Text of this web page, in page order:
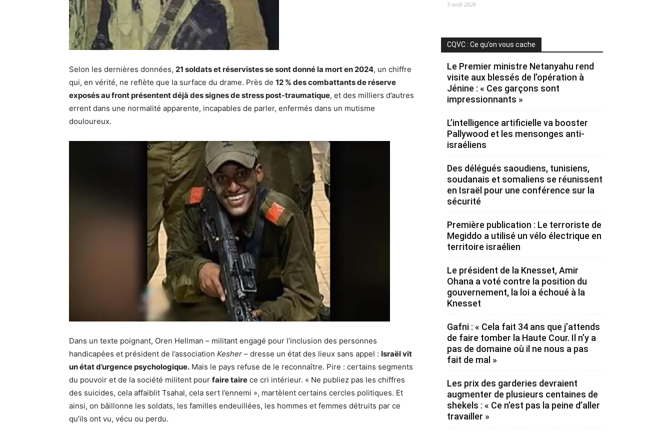
Selon les dernières données, 21 soldats et réservistes se sont donné la mort en 2024, un chiffre
qui, en vérité, ne reflète que la surface du drame. Près de 12 % des combattants de réserve
exposés au front présentent déjà des signes de stress post-traumatique, et des milliers d’autres
errent dans une normalité apparente, incapables de parler, enfermés dans un mutisme
douloureux.
Dans un texte poignant, Oren Hellman – militant engagé pour l’inclusion des personnes
handicapées et président de l’association Kesher – dresse un état des lieux sans appel : Israël vit
un état d’urgence psychologique. Mais le pays refuse de le reconnaître. Pire : certains segments
du pouvoir et de la société militent pour faire taire ce cri intérieur. « Ne publiez pas les chiffres
des suicides, cela affaiblit Tsahal, cela sert l’ennemi », martèlent certains cercles politiques. Et
ainsi, on bâillonne les soldats, les familles endeuillées, les hommes et femmes détruits par ce
qu’ils ont vu, vécu ou perdu.
5 août 2026
CQVC : Ce qu’on vous cache
Le Premier ministre Netanyahu rend
visite aux blessés de l’opération à
Jénine : « Ces garçons sont
impressionnants »
L’intelligence artificielle va booster
Pallywood et les mensonges anti-
israéliens
Des délégués saoudiens, tunisiens,
soudanais et somaliens se réunissent
en Israël pour une conférence sur la
sécurité
Première publication : Le terroriste de
Megiddo a utilisé un vélo électrique en
territoire israélien
Le président de la Knesset, Amir
Ohana a voté contre la position du
gouvernement, la loi a échoué à la
Knesset
Gafni : « Cela fait 34 ans que j’attends
de faire tomber la Haute Cour. Il n’y a
pas de domaine où il ne nous a pas
fait de mal »
Les prix des garderies devraient
augmenter de plusieurs centaines de
shekels : « Ce n’est pas la peine d’aller
travailler »